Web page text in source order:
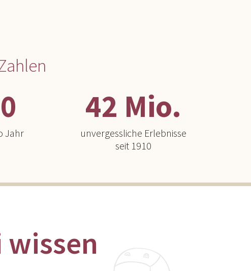
Jahr
42 Mio.
unvergessliche Erlebnisse
seit 1910